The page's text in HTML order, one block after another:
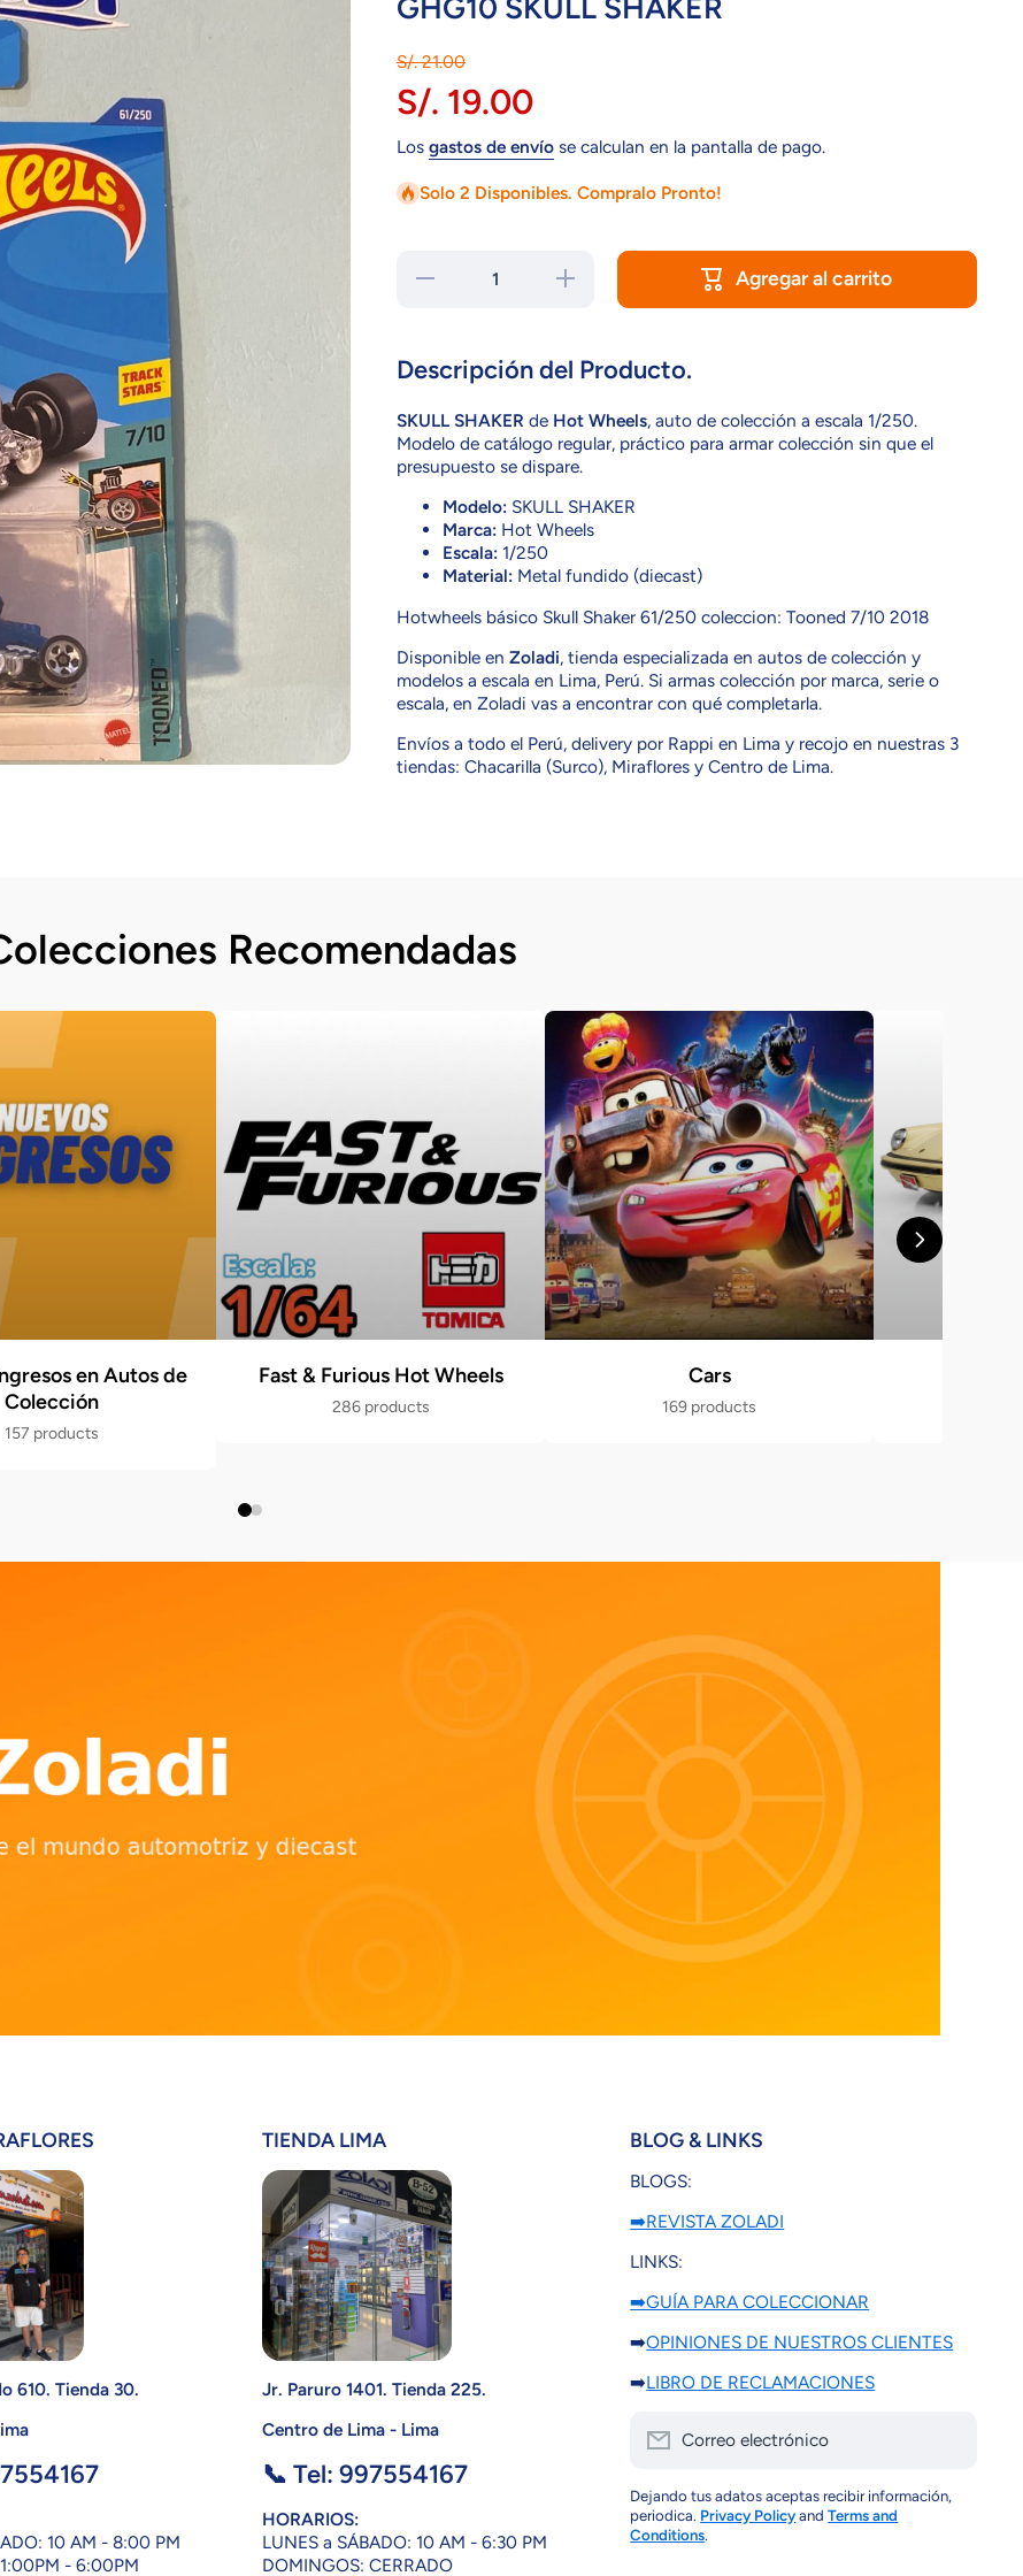
GHG10 SKULL SHAKER
S/. 21.00
S/. 19.00
Los gastos de envíose calculan en la pantalla de pago.
Solo 2 Disponibles. Compralo Pronto!
Reducir
SHAKER
Aumentar
cantidad
SHAKER
Agregar al carrito
Descripción del Producto.
SKULL SHAKER de Hot Wheels, auto de colección a escala 1/250.
Modelo de catálogo regular, práctico para armar colección sin que el
presupuesto se dispare.
Modelo:SKULL SHAKER
Marca:Hot Wheels
Escala:1/250
Material:Metal fundido (diecast)
Hotwheels básico Skull Shaker 61/250 coleccion: Tooned 7/10 2018
Disponible en Zoladi, tienda especializada en autos de colección y
modelos a escala en Lima, Perú. Si armas colección por marca, serie o
escala, en Zoladi vas a encontrar con qué completarla.
Envíos a todo el Perú, delivery por Rappi en Lima y recojo en nuestras 3
tiendas: Chacarilla (Surco), Miraflores y Centro de Lima.
Recomendadas
en Autos de
Colección
157 products
Fast & Furious Hot Wheels
286 products
Cars
169 products
610. Tienda 30.
10 AM - 8:00 PM
- 6:00PM
TIENDA LIMA
Jr. Paruro 1401. Tienda 225.
Centro de Lima - Lima
📞 Tel: 997554167
HORARIOS:
LUNES a SÁBADO: 10 AM - 6:30 PM
DOMINGOS: CERRADO
BLOG & LINKS
BLOGS:
➡️REVISTA ZOLADI
LINKS:
➡️GUÍA PARA COLECCIONAR
➡️OPINIONES DE NUESTROS CLIENTES
➡️LIBRO DE RECLAMACIONES
Correo electrónico
Dejando tus adatos aceptas recibir información,
periodica. Privacy PolicyandTerms and
Conditions.